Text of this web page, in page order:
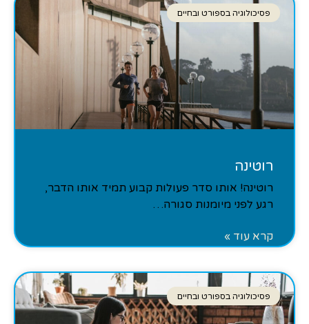
פסיכולוגיה בספורט ובחיים
רוטינה
רוטינה! אותו סדר פעולות קבוע תמיד אותו הדבר,
רגע לפני מיומנות סגורה…
קרא עוד »
פסיכולוגיה בספורט ובחיים